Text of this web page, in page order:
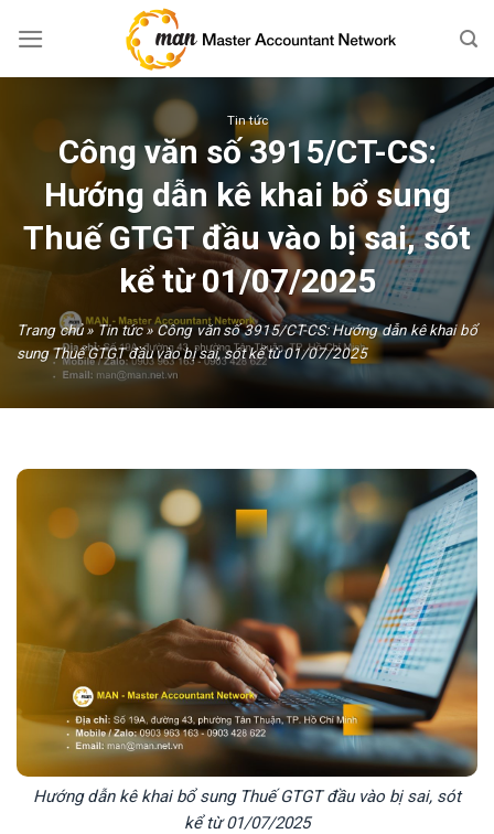
Tin tức
Công văn số 3915/CT-CS:
Hướng dẫn kê khai bổ sung
Thuế GTGT đầu vào bị sai, sót
kể từ 01/07/2025
Trang chủ» Tin tức»Công văn số 3915/CT-CS: Hướng dẫn kê khai bổ
sung Thuế GTGT đầu vào bị sai, sót kể từ 01/07/2025
Hướng dẫn kê khai bổ sung Thuế GTGT đầu vào bị sai, sót
kể từ 01/07/2025